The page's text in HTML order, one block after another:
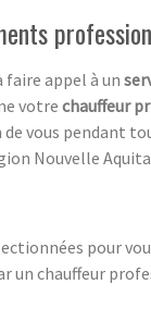
faire appel à un
votre chauffeur
vous pendant
Nouvelle
pour
un chauffeur